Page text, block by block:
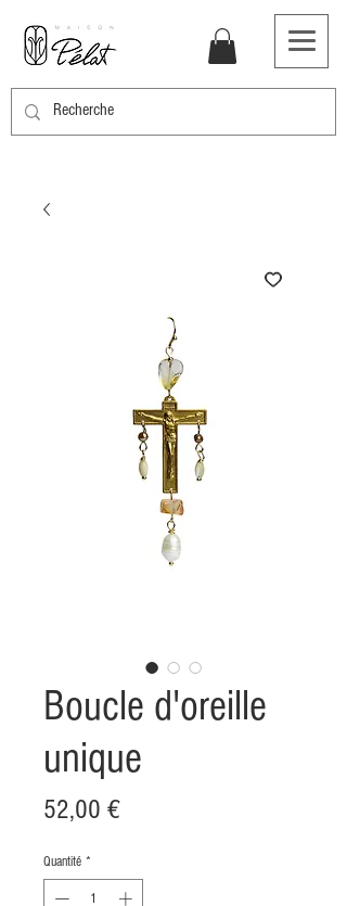
Boucle d'oreille
unique
52,00 €Prix
Quantité *